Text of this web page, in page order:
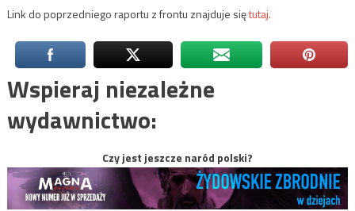
Link do poprzedniego raportu z frontu znajduje siętutaj.
Wspieraj niezależne
wydawnictwo:
Czy jest jeszcze naród polski?